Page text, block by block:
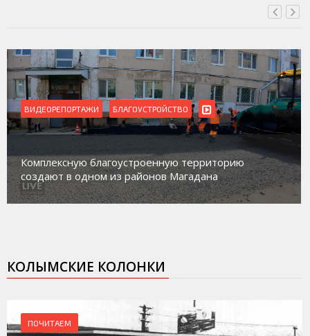
ВИДЕОРЕПОРТАЖИ БЛАГОУСТРОЙСТВО
Комплексную благоустроенную территорию
создают в одном из районов Магадана
КОЛЫМСКИЕ КОЛОНКИ
ПОЧИТАЕМ